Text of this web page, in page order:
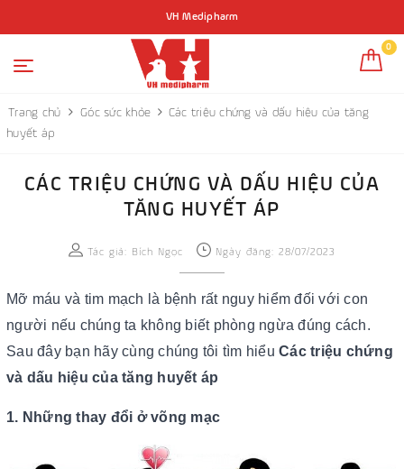
VH Medipharm
0
Trang chủ Góc sức khỏe
Các triệu chứng và dấu hiệu của tăng
huyết áp
CÁC TRIỆU CHỨNG VÀ DẤU HIỆU CỦA
TĂNG HUYẾT ÁP
Tác giả: Bích Ngọc Ngày đăng: 28/07/2023
Mỡ máu và tim mạch là bệnh rất nguy hiểm đối với con
người nếu chúng ta không biết phòng ngừa đúng cách.
Sau đây bạn hãy cùng chúng tôi tìm hiểu Các triệu chứng
và dấu hiệu của tăng huyết áp
1. Những thay đổi ở võng mạc